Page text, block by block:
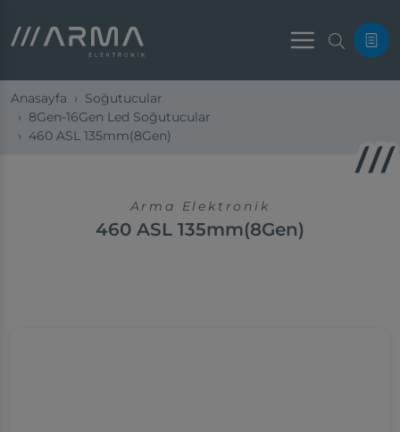
Menu
Anasayfa
Soğutucular
8Gen-16Gen Led Soğutucular
460 ASL 135mm(8Gen)
Arma Elektronik
460 ASL 135mm(8Gen)